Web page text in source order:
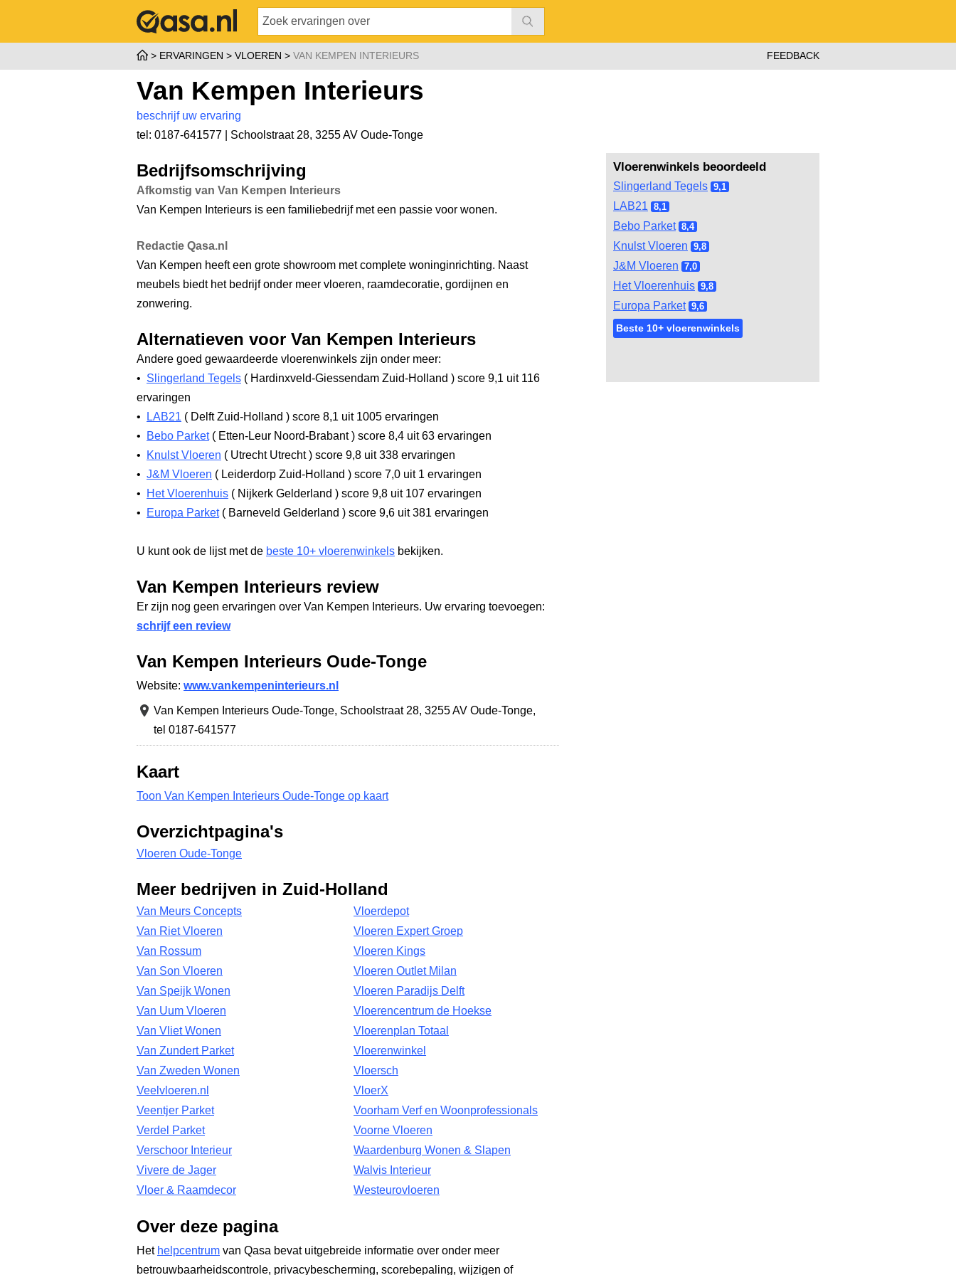
ERVARINGEN VLOEREN VAN KEMPEN INTERIEURS FEEDBACK
Van Kempen Interieurs
beschrijf uw ervaring
tel: 0187-641577 | Schoolstraat 28, 3255 AV Oude-Tonge
Vloerenwinkels beoordeeld
Slingerland Tegels 9,1
LAB21 8,1
Bebo Parket 8,4
Knulst Vloeren 9,8
J&M Vloeren 7,0
Het Vloerenhuis 9,8
Europa Parket 9,6
Beste 10+ vloerenwinkels
Bedrijfsomschrijving
Afkomstig van Van Kempen Interieurs
Van Kempen Interieurs is een familiebedrijf met een passie voor wonen.
Redactie Qasa.nl
Van Kempen heeft een grote showroom met complete woninginrichting. Naast
meubels biedt het bedrijf onder meer vloeren, raamdecoratie, gordijnen en
zonwering.
Alternatieven voor Van Kempen Interieurs
Andere goed gewaardeerde vloerenwinkels zijn onder meer:
• Slingerland Tegels ( Hardinxveld-Giessendam Zuid-Holland ) score 9,1 uit 116
ervaringen
•
LAB21 ( Delft Zuid-Holland ) score 8,1 uit 1005 ervaringen
•
Bebo Parket ( Etten-Leur Noord-Brabant) score 8,4 uit 63 ervaringen
•
Knulst Vloeren ( Utrecht Utrecht) score 9,8 uit 338 ervaringen
• J&M Vloeren ( Leiderdorp Zuid-Holland ) score 7,0 uit 1 ervaringen
•
Het Vloerenhuis ( Nijkerk Gelderland ) score 9,8 uit 107 ervaringen
•
Europa Parket ( Barneveld Gelderland ) score 9,6 uit 381 ervaringen
U kunt ook de lijst met de beste 10+ vloerenwinkels bekijken.
Van Kempen Interieurs review
Er zijn nog geen ervaringen over Van Kempen Interieurs. Uw ervaring toevoegen:
schrijf een review
Van Kempen Interieurs Oude-Tonge
Website: www.vankempeninterieurs.nl
Van Kempen Interieurs Oude-Tonge, Schoolstraat 28, 3255 AV Oude-Tonge,
tel 0187-641577
Kaart
Toon Van Kempen Interieurs Oude-Tonge op kaart
Overzichtpagina's
Vloeren Oude-Tonge
Meer bedrijven in Zuid-Holland
Van Meurs Concepts
Van Riet Vloeren
Van Rossum
Van Son Vloeren
Van Speijk Wonen
Van Uum Vloeren
Van Vliet Wonen
Van Zundert Parket
Van Zweden Wonen
Veelvloeren.nl
Veentjer Parket
Verdel Parket
Verschoor Interieur
Vivere de Jager
Vloer & Raamdecor
Vloerdepot
Vloeren Expert Groep
Vloeren Kings
Vloeren Outlet Milan
Vloeren Paradijs Delft
Vloerencentrum de Hoekse
Vloerenplan Totaal
Vloerenwinkel
Vloersch
VloerX
Voorham Verf en Woonprofessionals
Voorne Vloeren
Waardenburg Wonen & Slapen
Walvis Interieur
Westeurovloeren
Over deze pagina
Het helpcentrum van Qasa bevat uitgebreide informatie over onder meer
betrouwbaarheidscontrole, privacybescherming, scorebepaling, wijzigen of